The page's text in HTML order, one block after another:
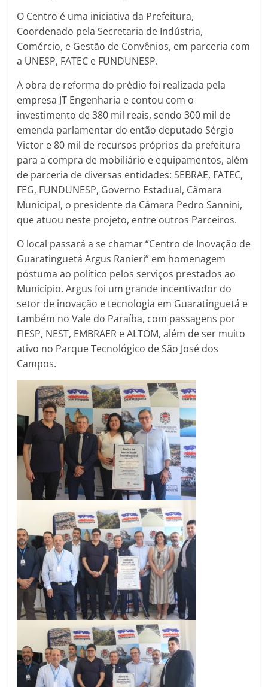
O Centro é uma iniciativa da Prefeitura,
Coordenado pela Secretaria de Indústria,
Comércio, e Gestão de Convênios, em parceria com
a UNESP, FATEC e FUNDUNESP.
A obra de reforma do prédio foi realizada pela
empresa JT Engenharia e contou com o
investimento de 380 mil reais, sendo 300 mil de
emenda parlamentar do então deputado Sérgio
Victor e 80 mil de recursos próprios da prefeitura
para a compra de mobiliário e equipamentos, além
de parceria de diversas entidades: SEBRAE, FATEC,
FEG, FUNDUNESP, Governo Estadual, Câmara
Municipal, o presidente da Câmara Pedro Sannini,
que atuou neste projeto, entre outros Parceiros.
O local passará a se chamar “Centro de Inovação de
Guaratinguetá Argus Ranieri” em homenagem
póstuma ao político pelos serviços prestados ao
Município. Argus foi um grande incentivador do
setor de inovação e tecnologia em Guaratinguetá e
também no Vale do Paraíba, com passagens por
FIESP, NEST, EMBRAER e ALTOM, além de ser muito
ativo no Parque Tecnológico de São José dos
Campos.